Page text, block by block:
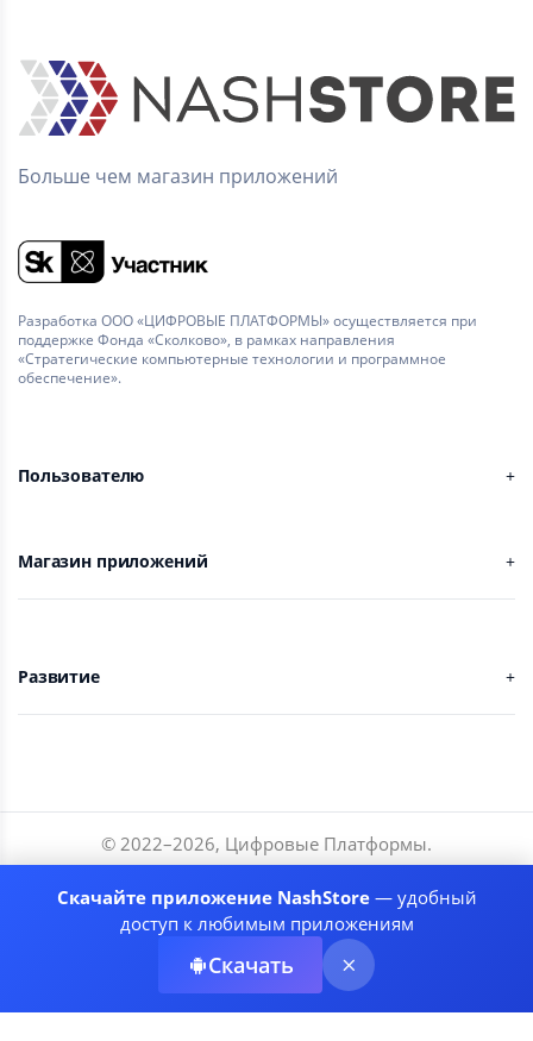
Больше чем магазин приложений
Разработка ООО «ЦИФРОВЫЕ ПЛАТФОРМЫ» осуществляется при
поддержке Фонда «Сколково», в рамках направления
«Стратегические компьютерные технологии и программное
обеспечение».
Пользователю
Магазин приложений
Развитие
© 2022–2026, Цифровые Платформы.
Разработчики
Соглашение
Рекомендательные системы
Скачайте приложение NashStore— удобный
доступ к любимым приложениям
Скачать